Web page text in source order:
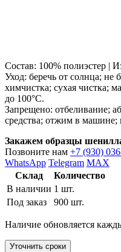
Состав: 100% полиэстер |
Уход: беречь от солнца; не
химчистка; сухая чистка;
до 100°C.
Запрещено: отбеливание;
средства; отжим в машине;
Закажем образцы
Позвоните нам +7 (930)
WhatsApp Telegram MAX
Склад
Количество
В наличии 1 шт.
Под заказ
900 шт.
Наличие обновляется
Уточнить сроки